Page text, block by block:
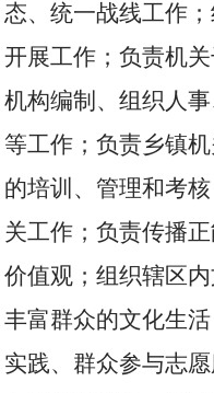
态、统一战线工作
开展工作；负责机
机构编制、组织人
等工作；负责乡镇
的培训、管理和考
关工作；负责传播
价值观；组织辖区
丰富群众的文化生
实践、群众参与志